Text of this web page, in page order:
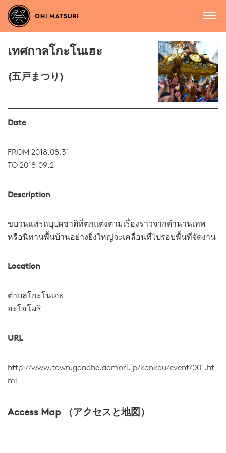
เทศกาลโกะโนเฮะ
(五戸まつり)
Date
FROM 2018.08.31
TO 2018.09.2
Description
ขบวนแห่รถบุปผชาติที่ตกแต่งตามเรื่องราวจากตำนานเทพ
หรือนิทานพื้นบ้านอย่างยิ่งใหญ่จะเคลื่อนที่ไปรอบพื้นที่จัดงาน
Location
ตำบลโกะโนเฮะ
อะโอโมริ
URL
http://www.town.gonohe.aomori.jp/kankou/event/001.ht
ml
Access Map （アクセスと地図）